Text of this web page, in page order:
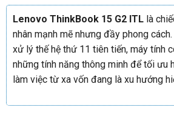
Lenovo ThinkBook 15 G2 ITL là
nhân mạnh mẽ nhưng đầy phong
xử lý thế hệ thứ 11 tiên tiến, máy tính
những tính năng thông minh để tối ưu
làm việc từ xa vốn đang là xu hướng